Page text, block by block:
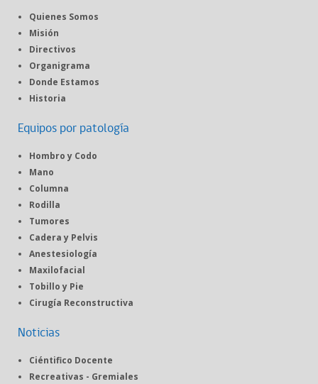
Quienes Somos
Misión
Directivos
Organigrama
Donde Estamos
Historia
Equipos por patología
Hombro y Codo
Mano
Columna
Rodilla
Tumores
Cadera y Pelvis
Anestesiología
Maxilofacial
Tobillo y Pie
Cirugía Reconstructiva
Noticias
Ciéntifico Docente
Recreativas - Gremiales